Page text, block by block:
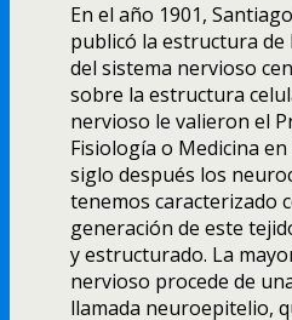
En el año 1901,
publicó la estructura
del sistema nervioso
sobre la estructura
nervioso le valieron el
Fisiologí­a o Medicina
siglo después los
tenemos caracterizado
generación de este
y estructurado. La
nervioso procede de
llamada neuroepitelio,